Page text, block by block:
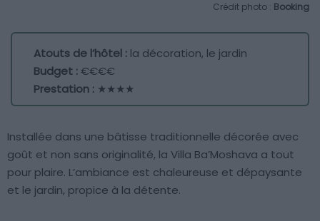
Crédit photo : Booking
Atouts de l’hôtel : la décoration, le jardin
Budget :€€€€
Prestation : ★★★★
Installée dans une bâtisse traditionnelle décorée avec
goût et non sans originalité, la Villa Ba’Moshava a tout
pour plaire. L’ambiance est chaleureuse et dépaysante
et le jardin, propice à la détente.